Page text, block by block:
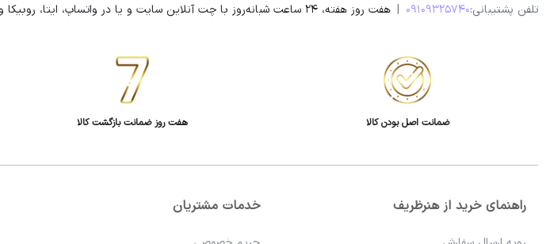
تلفن پشتیبانی:09109325740
| هفت روز هفته، 24 ساعت شبانه‌روز با چت آنلاین سایت و یا در واتساپ، ایتا، روبیکا و تلگرام پاسخگوی شما هستیم. ساعت تماس مستقیم از 9 صبح تا 20 شب
ضمانت اصل بودن کالا هفت روز ضمانت بازگشت کالا
راهنمای خرید از هنرظریف خدمات مشتریان